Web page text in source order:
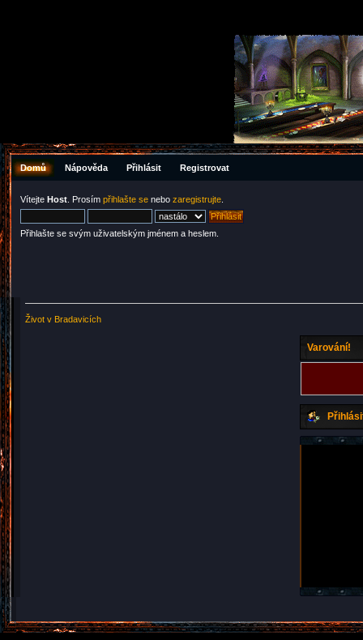
Domů Nápověda Přihlásit Registrovat
Vítejte Host . Prosím přihlašte se nebo zaregistrujte
Přihlašte se svým uživatelským jménem a heslem.
Život v Bradavicích
Varování!